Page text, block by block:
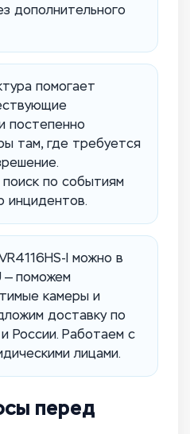
дополнительного
помогает
постепенно
там, где требуется
по событиям
инцидентов.
I можно в
— поможем
камеры и
доставку по
России. Работаем с
лицами.
перед